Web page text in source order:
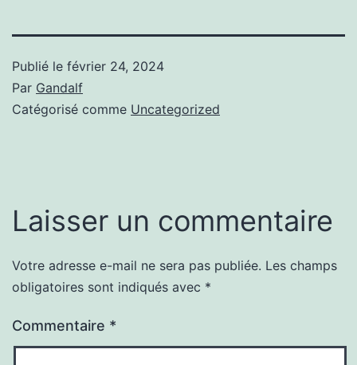
Publié le février 24, 2024
Par Gandalf
Catégorisé comme Uncategorized
Laisser un commentaire
Votre adresse e-mail ne sera pas publiée. Les champs
obligatoires sont indiqués avec *
Commentaire *